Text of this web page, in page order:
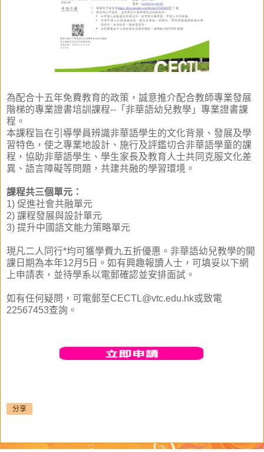
為配合十五年免費教育的政策，誠意推介配合教師專業發展
階梯的專業證書培訓課程--「非華語幼兒教學」專業證書課
程。
本課程旨在引導學員辨識非華語學生的文化背景、發展及學
習特色，使之專業地設計、施行及評鑑切合非華語學童的課
程，協助非華語學生、學生家長及教育人士共同克服文化差
異、語言障礙等問題，共建共融的學習環境。
課程共三個單元：
1) 促進社會共融單元
2) 課程發展與設計單元
3) 提升中國語文能力策略單元
現凡二人同行*均可獲學費九五折優惠。非華語幼兒教學的開
課日期為本年12月5日。如有興趣報讀人士，可填妥以下網
上申請表，並待學系以電郵確認並安排面試。
如有任何疑問，可電郵至CECTL@vtc.edu.hk或致電
22567453查詢。
分享